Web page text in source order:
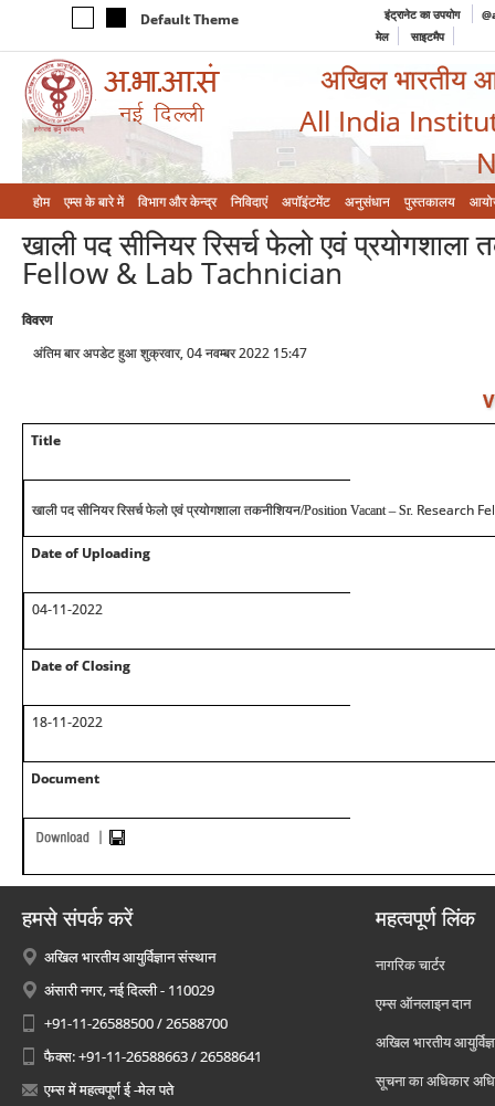
Default Theme इंट्रानेट का उपयोग
मेल
साइटमैप
अखिल भारतीय
All India
होम एम्‍स के बारे में विभाग और केन्‍द्र निविदाएं अपॉइंटमेंट अनुसंधान पुस्तकालय
खाली पद सीनियर रिसर्च फेलो एवं
Fellow & Lab Tachnician
विवरण
अंतिम बार अपडेट हुआ शुक्रवार, 04 नवम्बर 2022 15:47
Title
खाली पद सीनियर रिसर्च फेलो एवं प्रयोगशाला तकनीशियन/Position Vacant – Sr. Research
Date of Uploading
04-11-2022
Date of Closing
18-11-2022
Document
हमसे संपर्क करें
अखिल भारतीय आयुर्विज्ञान संस्थान
अंसारी नगर, नई दिल्ली - 110029
+91-11-26588500 / 26588700
फैक्स: +91-11-26588663 / 26588641
एम्स में महत्वपूर्ण ई -मेल पते
महत्वपूर्ण लिंक
नागरिक चार्टर
एम्स ऑनलाइन दान
अखिल भारतीय
सूचना का अधिकार